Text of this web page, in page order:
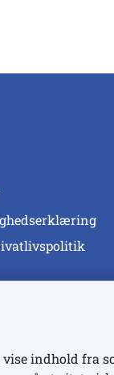
indhold fra